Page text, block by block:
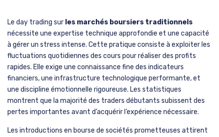
Le day trading sur les marchés boursiers traditionnels
nécessite une expertise technique approfondie et une capacité
à gérer un stress intense. Cette pratique consiste à exploiter les
fluctuations quotidiennes des cours pour réaliser des profits
rapides. Elle exige une connaissance fine des indicateurs
financiers, une infrastructure technologique performante, et
une discipline émotionnelle rigoureuse. Les statistiques
montrent que la majorité des traders débutants subissent des
pertes importantes avant d’acquérir l’expérience nécessaire.
Les introductions en bourse de sociétés prometteuses attirent